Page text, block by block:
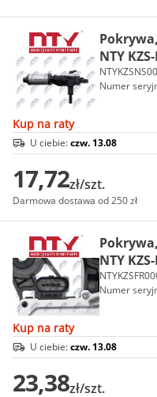
NTY
Numer
Kup na raty
U ciebie:czw. 13.08
17,72zł/szt.
Darmowa dostawa od 250 zł
NTY
Numer
Kup na raty
U ciebie:czw. 13.08
23,38zł/szt.